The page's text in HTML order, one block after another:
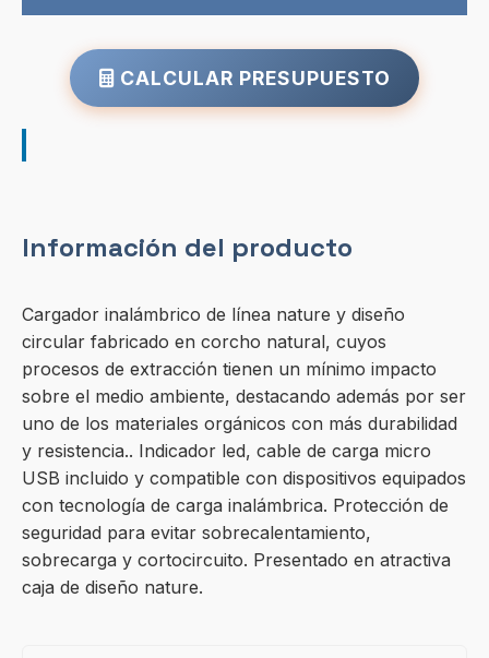
CALCULAR PRESUPUESTO
Información del producto
Cargador inalámbrico de línea nature y diseño
circular fabricado en corcho natural, cuyos
procesos de extracción tienen un mínimo impacto
sobre el medio ambiente, destacando además por ser
uno de los materiales orgánicos con más durabilidad
y resistencia.. Indicador led, cable de carga micro
USB incluido y compatible con dispositivos equipados
con tecnología de carga inalámbrica. Protección de
seguridad para evitar sobrecalentamiento,
sobrecarga y cortocircuito. Presentado en atractiva
caja de diseño nature.